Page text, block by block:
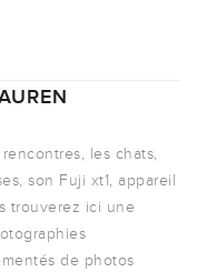
les chats,
son Fuji xt1, appareil
trouverez ici une
de photos